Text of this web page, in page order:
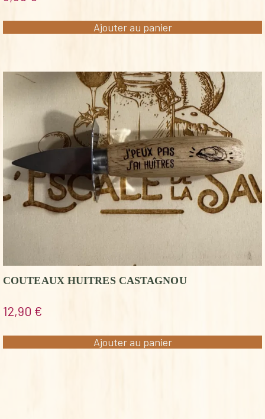
Ajouter au panier
COUTEAUX HUITRES CASTAGNOU
12,90 €
Ajouter au panier